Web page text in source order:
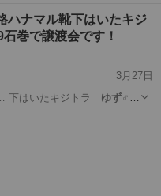
ハナマル靴下はいたキジ
巻で譲渡会です！
3月27日
下はいたキジトラ ゆず♂